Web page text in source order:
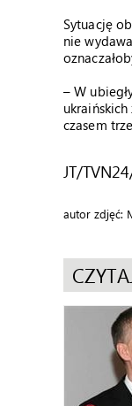
Sytuację
nie
– W
czasem
JT/
autor zdjęć: